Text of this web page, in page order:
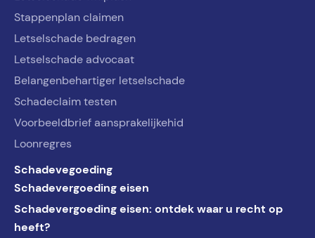
Stappenplan claimen
Letselschade bedragen
Letselschade advocaat
Belangenbehartiger letselschade
Schadeclaim testen
Voorbeeldbrief aansprakelijkehid
Loonregres
Schadevegoeding
Schadevergoeding eisen
Schadevergoeding eisen: ontdek waar u recht op
heeft?